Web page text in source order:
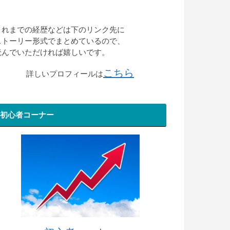
れまでの経歴などは下のリンク先に
ーリー形式でまとめているので、
でいただければ嬉しいです。
詳しいプロフィールはこちら
初心者コーナー